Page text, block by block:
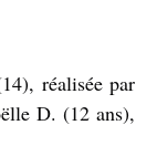
réalisée par
D. (12 ans),